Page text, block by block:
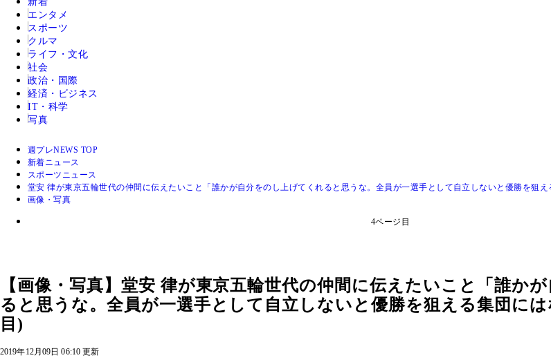
エンタメ
スポーツ
クルマ
ライフ・文化
社会
政治・国際
経済・ビジネス
IT・科学
写真
週プレNEWS TOP
新着ニュース
スポーツニュース
堂安 律が東京五輪世代の仲間に伝えたいこと「誰かが自分をのし上げてくれると思うな。全員が一選手として自立しないと優勝を狙え
画像・写真
4ページ目
【画像・写真】堂安 律が東京五輪世代の仲間に伝えたいこと「誰か
ると思うな。全員が一選手として自立しないと優勝を狙える集団に
目)
2019年12月09日 06:10 更新